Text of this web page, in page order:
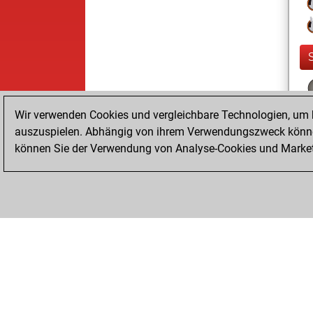
Wir verwenden Cookies und vergleichbare Technologien,
auszuspielen. Abhängig von ihrem Verwendungszweck
können Sie der Verwendung von Analyse-Cookies und